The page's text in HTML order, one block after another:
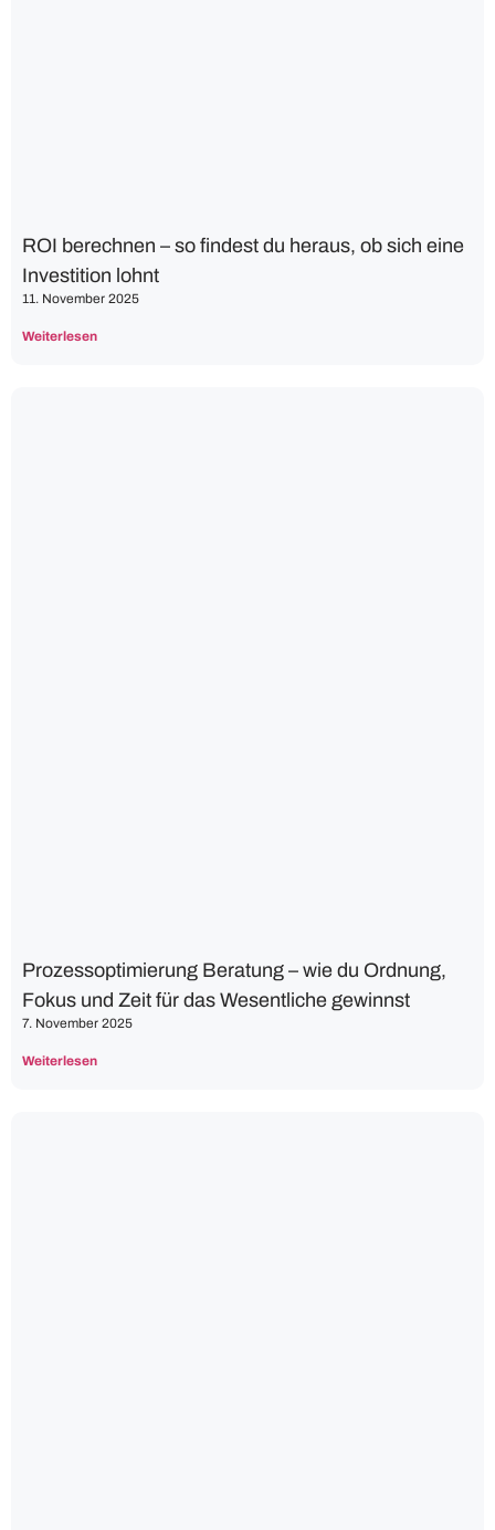
ROI berechnen – so findest du heraus, ob sich eine
Investition lohnt
11. November 2025
Weiterlesen
Prozessoptimierung Beratung – wie du Ordnung,
Fokus und Zeit für das Wesentliche gewinnst
7. November 2025
Weiterlesen